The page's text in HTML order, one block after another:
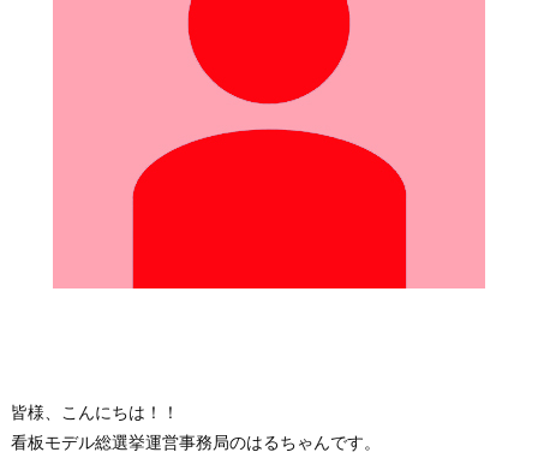
皆様、こんにちは！！
看板モデル総選挙運営事務局のはるちゃんです。